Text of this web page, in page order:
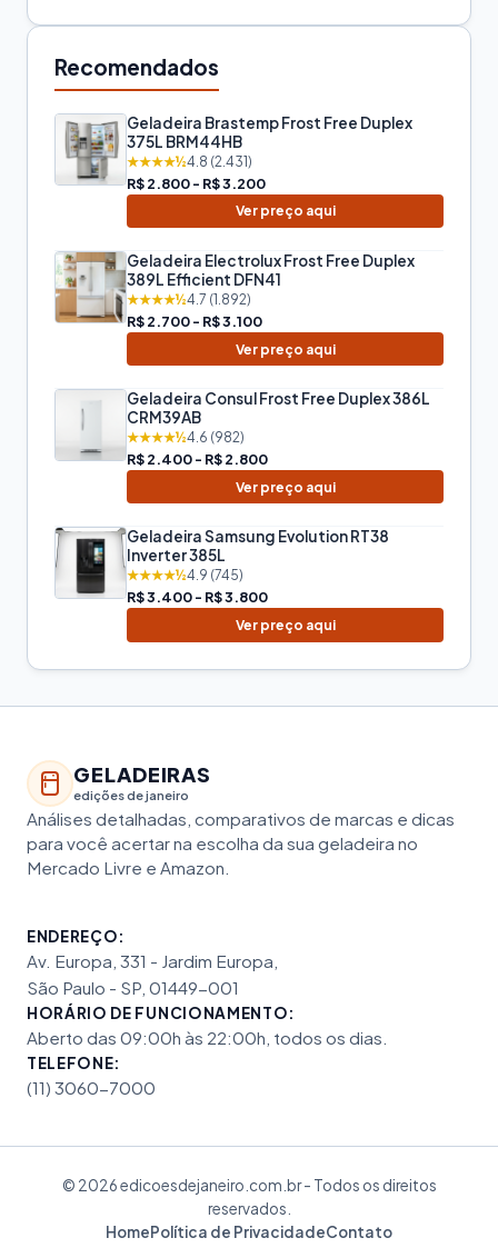
Recomendados
Geladeira Brastemp Frost Free Duplex
375L BRM44HB
★★★★½4.8 (2.431)
R$ 2.800 - R$ 3.200
Ver preço aqui
Geladeira Electrolux Frost Free Duplex
389L Efficient DFN41
★★★★½4.7 (1.892)
R$ 2.700 - R$ 3.100
Ver preço aqui
Geladeira Consul Frost Free Duplex 386L
CRM39AB
★★★★½4.6 (982)
R$ 2.400 - R$ 2.800
Ver preço aqui
Geladeira Samsung Evolution RT38
Inverter 385L
★★★★½4.9 (745)
R$ 3.400 - R$ 3.800
Ver preço aqui
GELADEIRAS
edições de janeiro
Análises detalhadas, comparativos de marcas e dicas
para você acertar na escolha da sua geladeira no
Mercado Livre e Amazon.
ENDEREÇO:
Av. Europa, 331 - Jardim Europa,
São Paulo - SP, 01449-001
HORÁRIO DE FUNCIONAMENTO:
Aberto das 09:00h às 22:00h, todos os dias.
TELEFONE:
(11) 3060-7000
© 2026 edicoesdejaneiro.com.br - Todos os direitos
reservados.
HomePolítica de PrivacidadeContato